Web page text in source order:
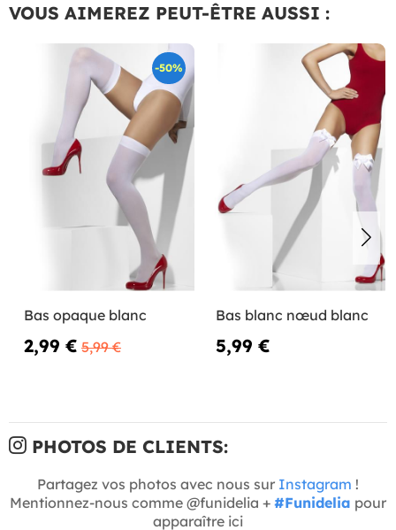
VOUS AIMEREZ PEUT-ÊTRE AUSSI :
-50%
Bas opaque blanc
2,99 € 5,99 €
Bas blanc nœud blanc
5,99 €
PHOTOS DE CLIENTS:
Partagez vos photos avec nous sur Instagram !
Mentionnez-nous comme @funidelia + #Funidelia pour
apparaître ici